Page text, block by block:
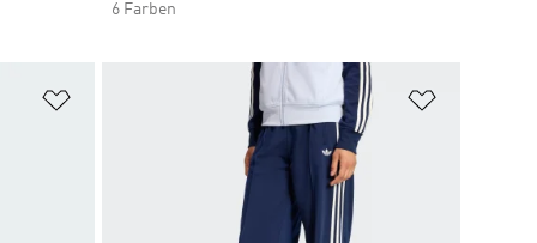
6 Farben
Zur Wunschliste hinzufügen